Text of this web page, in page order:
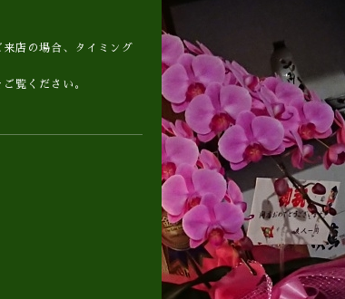
店の場合、タイミング
覧ください。